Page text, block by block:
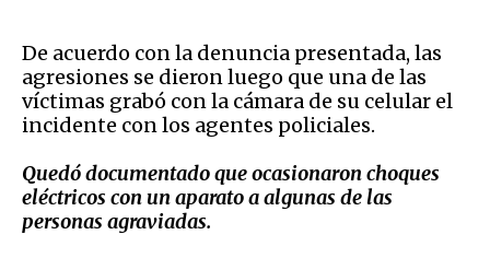
De acuerdo con la denuncia presentada, las
agresiones se dieron luego que una de las
víctimas grabó con la cámara de su celular el
incidente con los agentes policiales.
Quedó documentado que ocasionaron choques
eléctricos con un aparato a algunas de las
personas agraviadas.